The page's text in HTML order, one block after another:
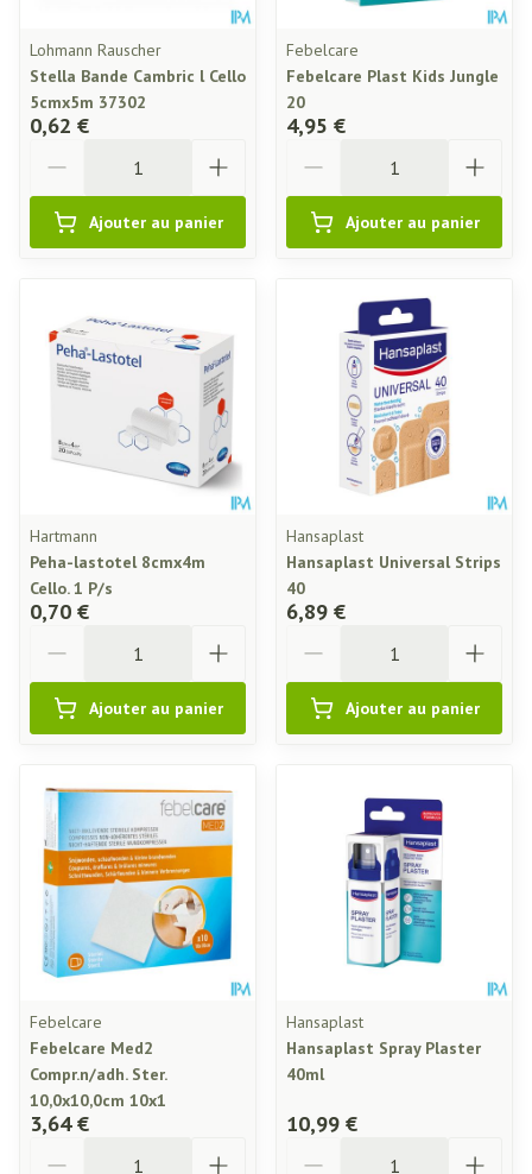
Lohmann Rauscher
Stella Bande Cambric l Cello
5cmx5m 37302
0,62 €
Ajouter au panier
Febelcare
Febelcare Plast Kids Jungle
20
4,95 €
Ajouter au panier
Hartmann
Peha-lastotel 8cmx4m
Cello. 1 P/s
0,70 €
Ajouter au panier
Hansaplast
Hansaplast Universal Strips
40
6,89 €
Ajouter au panier
Febelcare
Febelcare Med2
Compr.n/adh. Ster.
10,0x10,0cm 10x1
3,64 €
Hansaplast
Hansaplast Spray Plaster
40ml
10,99 €